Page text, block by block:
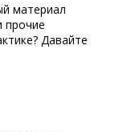
материал
прочие
Давайте